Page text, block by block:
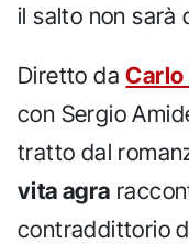
il salto non sarà
Diretto daCarlo
con Sergio
tratto dal
vita agra
contraddittorio